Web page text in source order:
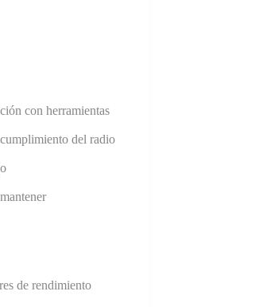
con herramientas
del radio
de rendimiento